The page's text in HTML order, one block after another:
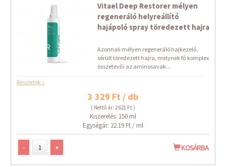
Vitael Deep Restorer mélyen
regeneráló helyreállító
hajápoló spray töredezett hajra
Azonnali mélyen regeneráló hajkezelő,
sérült töredezett hajra, melynek fő komplex
összetevői az aminosavak...
Részletek »
3 329 Ft / db
( Nettó ár: 2 621 Ft )
Kiszerelés: 150 ml
Egységár: 22.19 Ft / ml
- + KOSÁRBA